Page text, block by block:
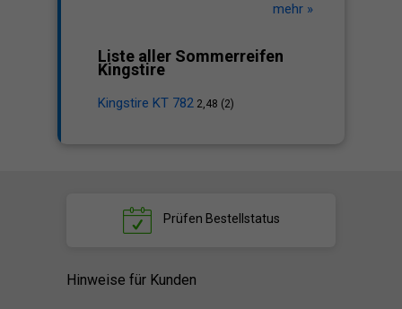
mehr »
Liste aller Sommerreifen
Kingstire
Kingstire KT 782 2,48 (2)
Prüfen Bestellstatus
Hinweise für Kunden